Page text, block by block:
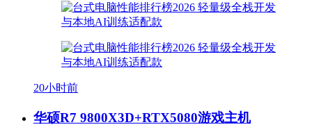
20小时前
华硕R7 9800X3D+RTX5080游戏主机